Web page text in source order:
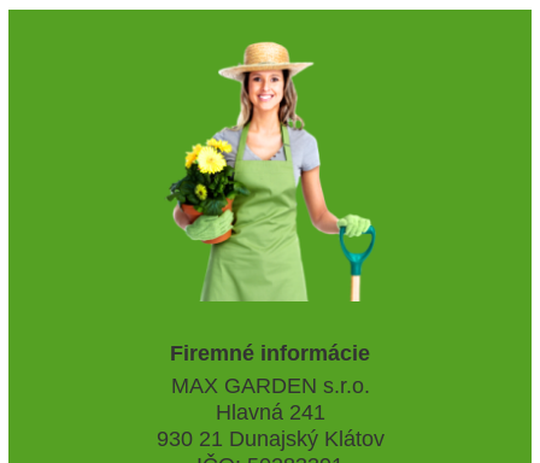
Firemné informácie
MAX GARDEN s.r.o.
Hlavná 241
930 21 Dunajský Klátov